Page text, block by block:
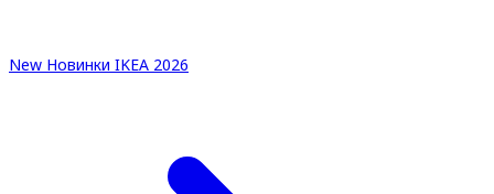
New Новинки IKEA 2026